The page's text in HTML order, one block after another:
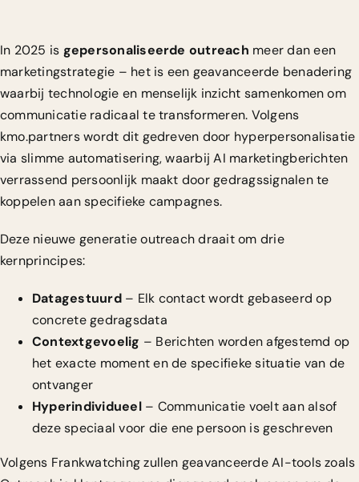
In 2025 is gepersonaliseerde outreach meer dan een
marketingstrategie – het is een geavanceerde benadering
waarbij technologie en menselijk inzicht samenkomen om
communicatie radicaal te transformeren. Volgens
kmo.partnerswordt dit gedreven door hyperpersonalisatie
via slimme automatisering, waarbij AI marketingberichten
verrassend persoonlijk maakt door gedragssignalen te
koppelen aan specifieke campagnes.
Deze nieuwe generatie outreach draait om drie
kernprincipes:
Datagestuurd– Elk contact wordt gebaseerd op
concrete gedragsdata
Contextgevoelig – Berichten worden afgestemd op
het exacte moment en de specifieke situatie van de
ontvanger
Hyperindividueel– Communicatie voelt aan alsof
deze speciaal voor die ene persoon is geschreven
Volgens Frankwatchingzullen geavanceerde AI-tools zoals